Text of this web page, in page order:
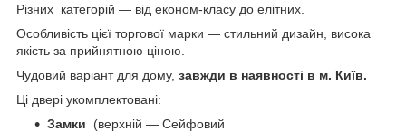
Різних категорій — від економ-класу до елітних.
Особливість цієї торгової марки — стильний дизайн, висока
якість за прийнятною ціною.
Чудовий варіант для дому, завжди в наявності в м. Київ.
Ці двері укомплектовані:
Замки
(верхній — Сейфовий